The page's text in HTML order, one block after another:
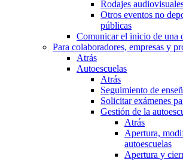
Rodajes
Otros eventos no
públicas
Comunicar el inicio de una
Para colaboradores, empresas y
Atrás
Autoescuelas
Atrás
Seguimiento de
Solicitar exámenes
Gestión de la
Atrás
Apertura,
autoescuelas
Apertura y